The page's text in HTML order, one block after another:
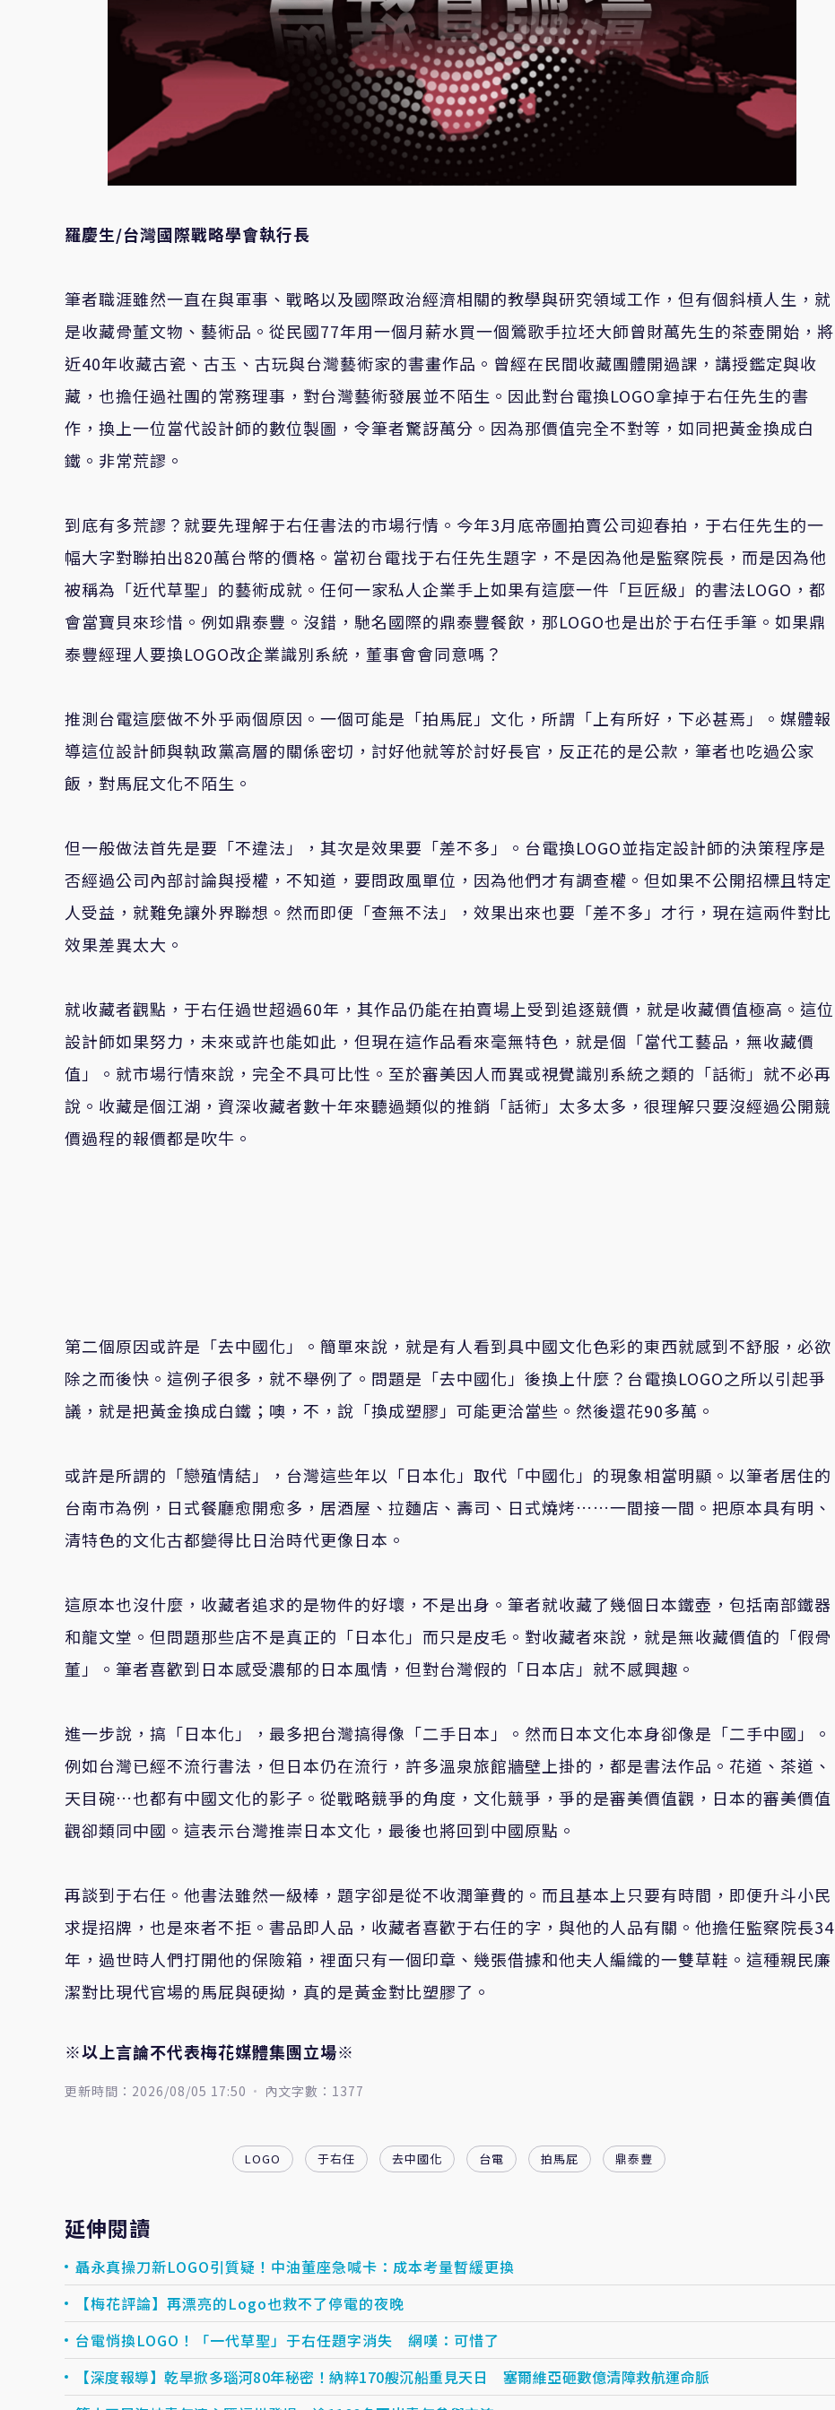
羅慶生/台灣國際戰略學會執行長
筆者職涯雖然一直在與軍事、戰略以及國際政治經濟相關的教學與研究領域工作，但有個斜槓人生，就
是收藏骨董文物、藝術品。從民國77年用一個月薪水買一個鶯歌手拉坯大師曾財萬先生的茶壺開始，將
近40年收藏古瓷、古玉、古玩與台灣藝術家的書畫作品。曾經在民間收藏團體開過課，講授鑑定與收
藏，也擔任過社團的常務理事，對台灣藝術發展並不陌生。因此對台電換LOGO拿掉于右任先生的書
作，換上一位當代設計師的數位製圖，令筆者驚訝萬分。因為那價值完全不對等，如同把黃金換成白
鐵。非常荒謬。
到底有多荒謬？就要先理解于右任書法的市場行情。今年3月底帝圖拍賣公司迎春拍，于右任先生的一
幅大字對聯拍出820萬台幣的價格。當初台電找于右任先生題字，不是因為他是監察院長，而是因為他
被稱為「近代草聖」的藝術成就。任何一家私人企業手上如果有這麼一件「巨匠級」的書法LOGO，都
會當寶貝來珍惜。例如鼎泰豐。沒錯，馳名國際的鼎泰豐餐飲，那LOGO也是出於于右任手筆。如果鼎
泰豐經理人要換LOGO改企業識別系統，董事會會同意嗎？
推測台電這麼做不外乎兩個原因。一個可能是「拍馬屁」文化，所謂「上有所好，下必甚焉」。媒體報
導這位設計師與執政黨高層的關係密切，討好他就等於討好長官，反正花的是公款，筆者也吃過公家
飯，對馬屁文化不陌生。
但一般做法首先是要「不違法」，其次是效果要「差不多」。台電換LOGO並指定設計師的決策程序是
否經過公司內部討論與授權，不知道，要問政風單位，因為他們才有調查權。但如果不公開招標且特定
人受益，就難免讓外界聯想。然而即便「查無不法」，效果出來也要「差不多」才行，現在這兩件對比
效果差異太大。
就收藏者觀點，于右任過世超過60年，其作品仍能在拍賣場上受到追逐競價，就是收藏價值極高。這位
設計師如果努力，未來或許也能如此，但現在這作品看來毫無特色，就是個「當代工藝品，無收藏價
值」。就市場行情來說，完全不具可比性。至於審美因人而異或視覺識別系統之類的「話術」就不必再
說。收藏是個江湖，資深收藏者數十年來聽過類似的推銷「話術」太多太多，很理解只要沒經過公開競
價過程的報價都是吹牛。
第二個原因或許是「去中國化」。簡單來說，就是有人看到具中國文化色彩的東西就感到不舒服，必欲
除之而後快。這例子很多，就不舉例了。問題是「去中國化」後換上什麼？台電換LOGO之所以引起爭
議，就是把黃金換成白鐵；噢，不，說「換成塑膠」可能更洽當些。然後還花90多萬。
或許是所謂的「戀殖情結」，台灣這些年以「日本化」取代「中國化」的現象相當明顯。以筆者居住的
台南市為例，日式餐廳愈開愈多，居酒屋、拉麵店、壽司、日式燒烤……一間接一間。把原本具有明、
清特色的文化古都變得比日治時代更像日本。
這原本也沒什麼，收藏者追求的是物件的好壞，不是出身。筆者就收藏了幾個日本鐵壺，包括南部鐵器
和龍文堂。但問題那些店不是真正的「日本化」而只是皮毛。對收藏者來說，就是無收藏價值的「假骨
董」。筆者喜歡到日本感受濃郁的日本風情，但對台灣假的「日本店」就不感興趣。
進一步說，搞「日本化」，最多把台灣搞得像「二手日本」。然而日本文化本身卻像是「二手中國」。
例如台灣已經不流行書法，但日本仍在流行，許多溫泉旅館牆壁上掛的，都是書法作品。花道、茶道、
天目碗…也都有中國文化的影子。從戰略競爭的角度，文化競爭，爭的是審美價值觀，日本的審美價值
觀卻類同中國。這表示台灣推崇日本文化，最後也將回到中國原點。
再談到于右任。他書法雖然一級棒，題字卻是從不收潤筆費的。而且基本上只要有時間，即便升斗小民
求提招牌，也是來者不拒。書品即人品，收藏者喜歡于右任的字，與他的人品有關。他擔任監察院長34
年，過世時人們打開他的保險箱，裡面只有一個印章、幾張借據和他夫人編織的一雙草鞋。這種親民廉
潔對比現代官場的馬屁與硬拗，真的是黃金對比塑膠了。
※以上言論不代表梅花媒體集團立場※
更新時間：2026/08/05 17:50 內文字數：1377
LOGO 于右任 去中國化 台電 拍馬屁 鼎泰豐
延伸閱讀
聶永真操刀新LOGO引質疑！中油董座急喊卡：成本考量暫緩更換
【梅花評論】再漂亮的Logo也救不了停電的夜晚
台電悄換LOGO！「一代草聖」于右任題字消失 網嘆：可惜了
【深度報導】乾旱掀多瑙河80年秘密！納粹170艘沉船重見天日 塞爾維亞砸數億清障救航運命脈